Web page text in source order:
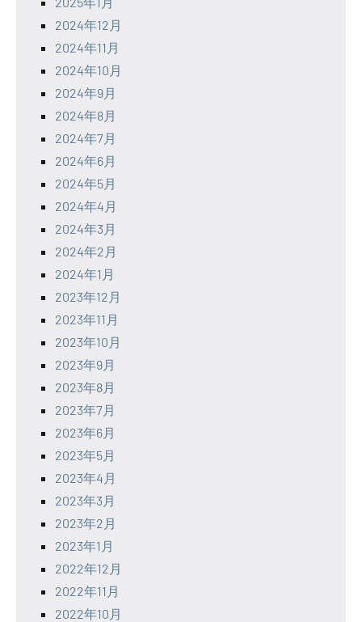
2024年12月
2024年11月
2024年10月
2024年9月
2024年8月
2024年7月
2024年6月
2024年5月
2024年4月
2024年3月
2024年2月
2024年1月
2023年12月
2023年11月
2023年10月
2023年9月
2023年8月
2023年7月
2023年6月
2023年5月
2023年4月
2023年3月
2023年2月
2023年1月
2022年12月
2022年11月
2022年10月